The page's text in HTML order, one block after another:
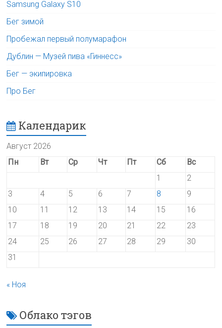
Samsung Galaxy S10
Бег зимой
Пробежал первый полумарафон
Дублин — Музей пива «Гиннесс»
Бег — экипировка
Про Бег
Календарик
Август 2026
Пн
Вт Ср Чт Пт Сб
Вс
1
2
3
4 5 6 7 8
9
10
11 12 13 14 15
16
17
18 19 20 21 22
23
24
25 26 27 28 29
30
31
« Ноя
Облако тэгов